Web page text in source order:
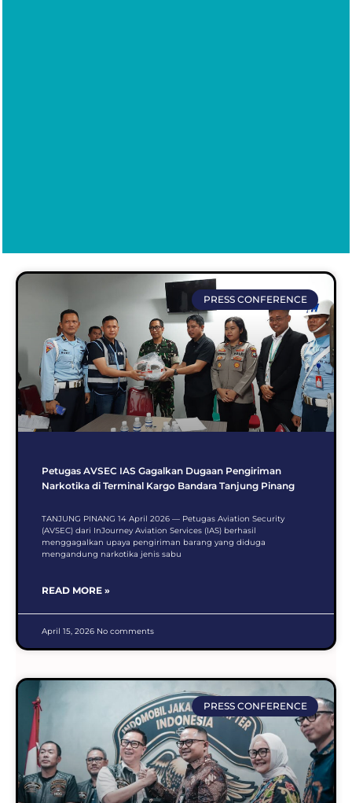
PRESS CONFERENCE
Petugas AVSEC IAS Gagalkan Dugaan Pengiriman
Narkotika di Terminal Kargo Bandara Tanjung Pinang
TANJUNG PINANG 14 April 2026 — Petugas Aviation Security
(AVSEC) dari InJourney Aviation Services (IAS) berhasil
menggagalkan upaya pengiriman barang yang diduga
mengandung narkotika jenis sabu
READ MORE »
April 15, 2026 No comments
PRESS CONFERENCE